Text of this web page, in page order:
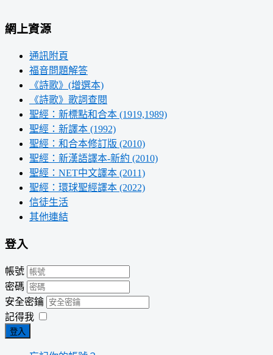
網上資源
通訊附頁
福音問題解答
《詩歌》(增選本)
《詩歌》歌詞查閱
聖經：新標點和合本 (1919,1989)
聖經：新譯本 (1992)
聖經：和合本修訂版 (2010)
聖經：新漢語譯本-新約 (2010)
聖經：NET中文譯本 (2011)
聖經：環球聖經譯本 (2022)
信徒生活
其他連結
登入
帳號
密碼
安全密鑰
記得我
登入